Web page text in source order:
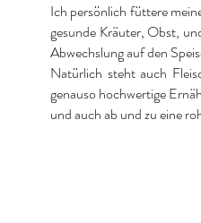
Ich persönlich füttere
gesunde Kräuter, Obst,
Abwechslung auf den
Natürlich steht auch
genauso hochwertige
und auch ab und zu eine